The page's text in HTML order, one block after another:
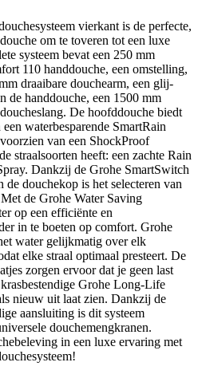
vierkant is de perfecte,
om te toveren tot een luxe
systeem bevat een 250 mm
110 handdouche, een omstelling,
draaibare douchearm, een glij-
de handdouche, een 1500 mm
De hoofddouche biedt
waterbesparende SmartRain
van een ShockProof
straalsoorten heeft: een zachte Rain
Dankzij de Grohe SmartSwitch
douchekop is het selecteren van
de Grohe Water Saving
op een efficiënte en
in te boeten op comfort. Grohe
water gelijkmatig over elk
elke straal optimaal presteert. De
zorgen ervoor dat je geen last
Grohe Long-Life
nieuw uit laat zien. Dankzij de
aansluiting is dit systeem
douchemengkranen.
in een luxe ervaring met